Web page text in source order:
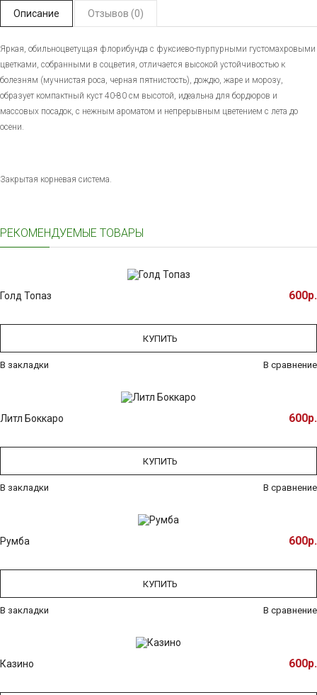
Описание Отзывов (0)
Яркая, обильноцветущая флорибунда с фуксиево-пурпурными густомахровыми
цветками, собранными в соцветия, отличается высокой устойчивостью к
болезням (мучнистая роса, черная пятнистость), дождю, жаре и морозу,
образует компактный куст 40-80 см высотой, идеальна для бордюров и
массовых посадок, с нежным ароматом и непрерывным цветением с лета до
осени.
Закрытая корневая система.
РЕКОМЕНДУЕМЫЕ ТОВАРЫ
Голд Топаз 600р.
КУПИТЬ
В закладки В сравнение
Литл Боккаро 600р.
КУПИТЬ
В закладки В сравнение
Румба 600р.
КУПИТЬ
В закладки В сравнение
Казино 600р.